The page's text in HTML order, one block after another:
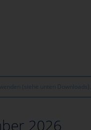
(siehe unten Downloads).
2026